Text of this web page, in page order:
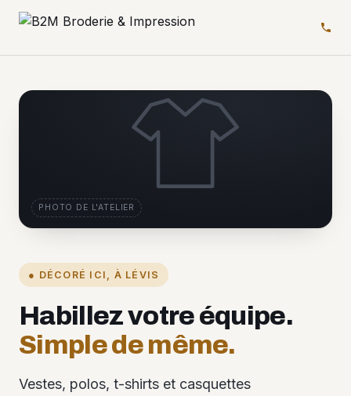
● DÉCORÉ ICI, À LÉVIS
Habillez votre équipe.
Simple de même.
Vestes, polos, t-shirts et casquettes
PHOTO DE L'ATELIER